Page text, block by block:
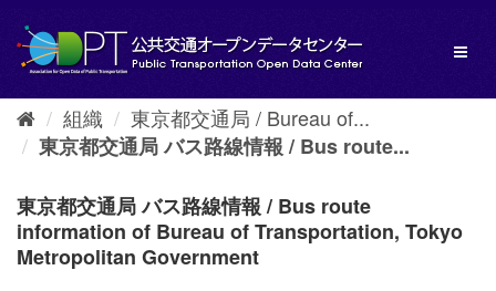
し
組織
東京都交通局 / Bureau of...
東京都交通局 バス路線情報 / Bus route...
東京都交通局 バス路線情報 / Bus route
information of Bureau of Transportation, Tokyo
Metropolitan Government